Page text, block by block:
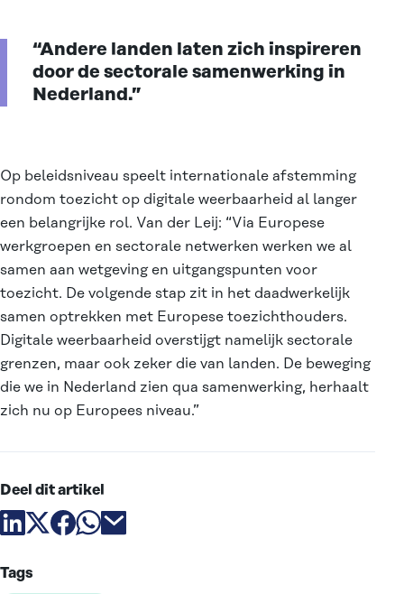
“Andere landen laten zich inspireren
door de sectorale samenwerking in
Nederland.”
Op beleidsniveau speelt internationale afstemming
rondom toezicht op digitale weerbaarheid al langer
een belangrijke rol. Van der Leij: “Via Europese
werkgroepen en sectorale netwerken werken we al
samen aan wetgeving en uitgangspunten voor
toezicht. De volgende stap zit in het daadwerkelijk
samen optrekken met Europese toezichthouders.
Digitale weerbaarheid overstijgt namelijk sectorale
grenzen, maar ook zeker die van landen. De beweging
die we in Nederland zien qua samenwerking, herhaalt
zich nu op Europees niveau.”
Deel dit artikel
Tags